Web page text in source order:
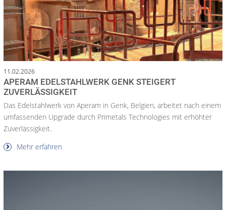
11.02.2026
APERAM EDELSTAHLWERK GENK STEIGERT
ZUVERLÄSSIGKEIT
Das Edelstahlwerk von Aperam in Genk, Belgien, arbeitet nach einem
umfassenden Upgrade durch Primetals Technologies mit erhöhter
Zuverlässigkeit.
Mehr erfahren